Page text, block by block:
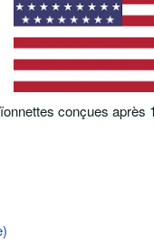
conçues